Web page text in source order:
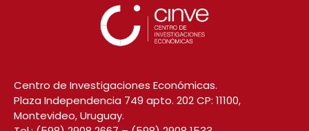
Centro de Investigaciones Económicas.
Plaza Independencia 749 apto. 202 CP: 11100,
Montevideo, Uruguay.